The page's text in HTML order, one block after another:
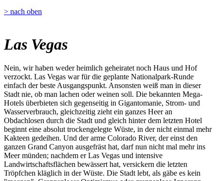
> nach oben
Las Vegas
Nein, wir haben weder heimlich geheiratet noch Haus und Hof
verzockt. Las Vegas war für die geplante Nationalpark-Runde
einfach der beste Ausgangspunkt. Ansonsten weiß man in dieser
Stadt nie, ob man lachen oder weinen soll. Die bekannten Mega-
Hotels überbieten sich gegenseitig in Gigantomanie, Strom- und
Wasserverbrauch, gleichzeitig zieht ein ganzes Heer an
Obdachlosen durch die Stadt und gleich hinter dem letzten Hotel
beginnt eine absolut trockengelegte Wüste, in der nicht einmal mehr
Kakteen gedeihen. Und der arme Colorado River, der einst den
ganzen Grand Canyon ausgefräst hat, darf nun nicht mal mehr ins
Meer münden; nachdem er Las Vegas und intensive
Landwirtschaftsflächen bewässert hat, versickern die letzten
Tröpfchen kläglich in der Wüste. Die Stadt lebt, als gäbe es kein